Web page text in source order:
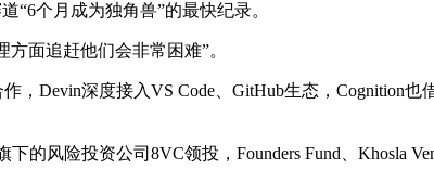
“6个月成为独角兽”的最快纪录。
方面追赶他们会非常困难”。
Devin深度接入VS Code、GitHub生态，Cognition也
风险投资公司8VC领投，Founders Fund、Khosla